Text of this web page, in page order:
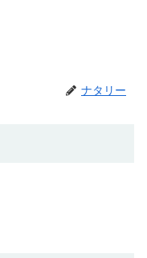
ナタリー